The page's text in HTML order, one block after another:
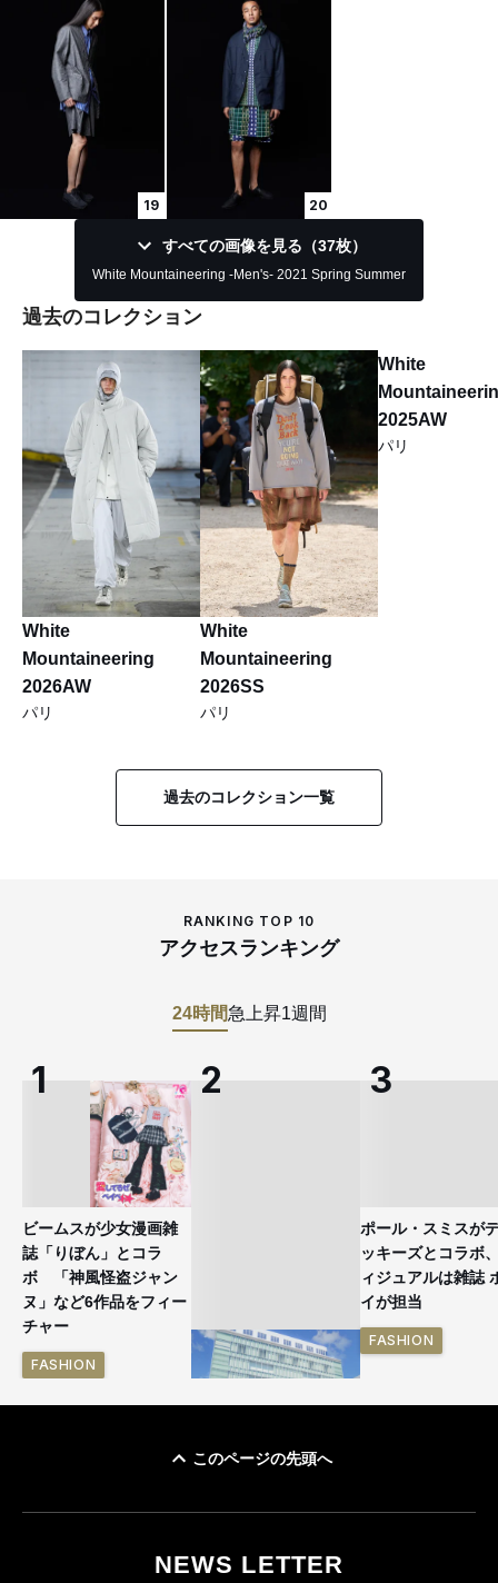
19 20
すべての画像を見る（37枚）
White Mountaineering -Men's- 2021 Spring Summer
過去のコレクション
White
Mountaineering
2026AW
パリ
White
Mountaineering
2026SS
パリ
White
2025AW
パリ
過去のコレクション一覧
RANKING TOP 10
アクセスランキング
24時間急上昇1週間
ビームスが少女漫画雑
誌「りぼん」とコラ
ボ 「神風怪盗ジャン
ヌ」など6作品をフィー
チャー
FASHION
FASHION
ポール・スミスが
ッキーズとコラボ
ィジュアルは雑誌
イが担当
FASHION
このページの先頭へ
NEWS LETTER